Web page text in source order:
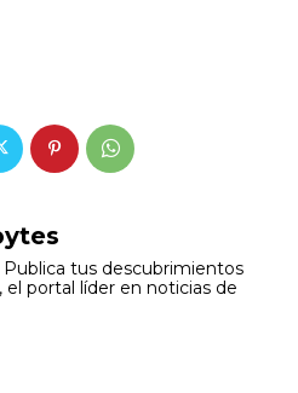
tus descubrimientos
portal líder en noticias de